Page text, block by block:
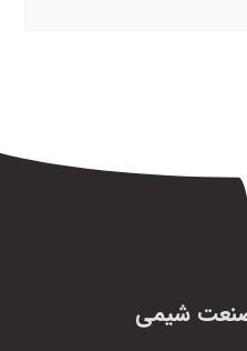
صنعت شیمی